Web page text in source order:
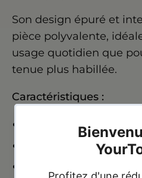
Son design épuré et
pièce polyvalente,
usage quotidien que
tenue plus habillée.
Caractéristiques :
Acier inoxydable
Dorée